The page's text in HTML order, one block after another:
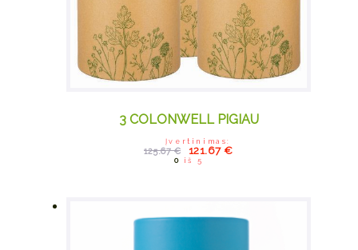
3 COLONWELL PIGIAU
Įvertinimas:
0 iš 5
125.67€
Original price was:
121.67€